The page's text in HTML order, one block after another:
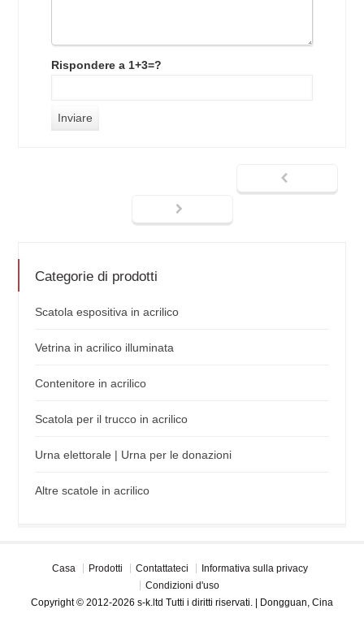
Rispondere a 1+3=?
Categorie di prodotti
Scatola espositiva in acrilico
Vetrina in acrilico illuminata
Contenitore in acrilico
Scatola per il trucco in acrilico
Urna elettorale | Urna per le donazioni
Altre scatole in acrilico
Casa Prodotti Contattateci
Informativa sulla privacy
Condizioni d'uso
Copyright © 2012-2026 s-k.ltd Tutti i diritti riservati. | Dongguan, Cina